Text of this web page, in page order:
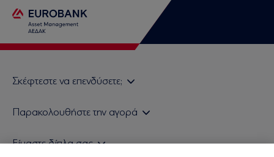
Σκέφτεστε να επενδύσετε;
Τιμολογιακή Πολιτική
Παρακολουθήστε την αγορά
Είμαστε δίπλα σας